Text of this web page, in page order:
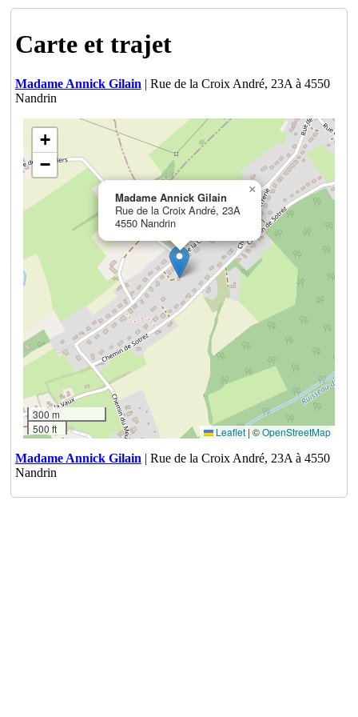
Carte et trajet
Madame Annick Gilain | Rue de la Croix André, 23A à 4550
Nandrin
Madame Annick Gilain
Rue de la Croix André, 23A
4550 Nandrin
×
+
−
300 m
500 ft
Leaflet | ©OpenStreetMap
Madame Annick Gilain | Rue de la Croix André, 23A à 4550
Nandrin